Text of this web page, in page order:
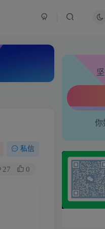
私信
27 0
你